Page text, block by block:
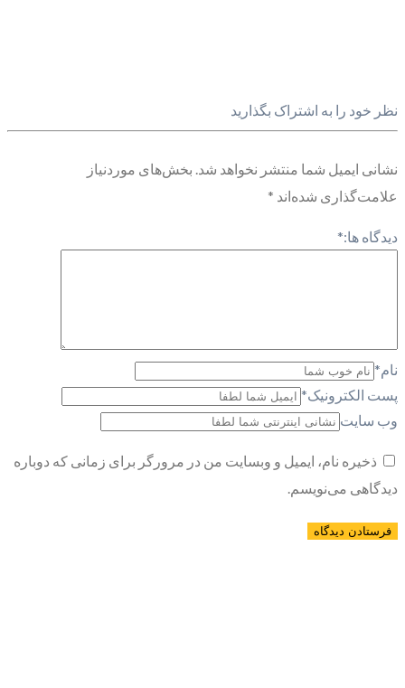
نظر خود را به اشتراک بگذارید
نشانی ایمیل شما منتشر نخواهد شد. بخش‌های موردنیاز
علامت‌گذاری شده‌اند *
دیدگاه ها:*
نام*
پست الکترونیک*
وب سایت
ذخیره نام، ایمیل و وبسایت من در مرورگر برای زمانی که دوباره
دیدگاهی می‌نویسم.